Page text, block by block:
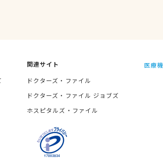
関連サイト
ドクターズ・ファイル
ドクターズ・ファイル ジョブズ
ホスピタルズ・ファイル
医療